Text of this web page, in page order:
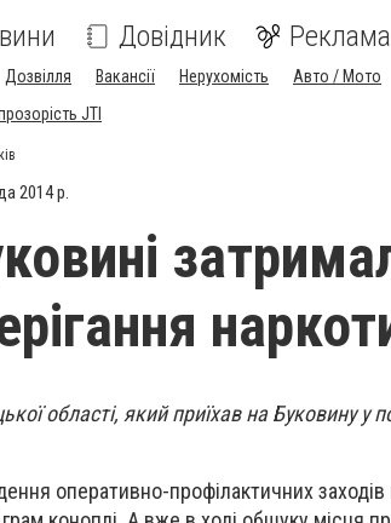
Довідник Реклама
Дозвілля Вакансії Нерухомість Авто / Мото
JTI
2014 р.
області, який приїхав на Буковину у
оперативно-профілактичних заходів